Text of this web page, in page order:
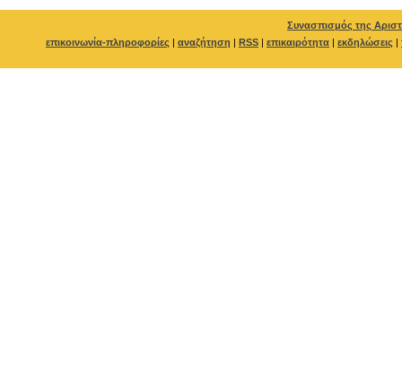
Συνασπισμός της
επικοινωνία-πληροφορίες | αναζήτηση | RSS | επικαιρότητα | εκδηλώσεις |